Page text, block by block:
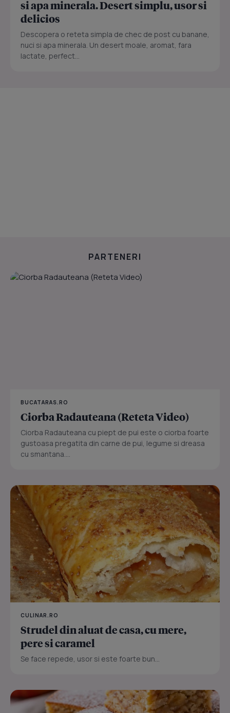
si apa minerala. Desert simplu, usor si
delicios
Descopera o reteta simpla de chec de post cu banane,
nuci si apa minerala. Un desert moale, aromat, fara
lactate, perfect...
PARTENERI
BUCATARAS.RO
Ciorba Radauteana (Reteta Video)
Ciorba Radauteana cu piept de pui este o ciorba foarte
gustoasa pregatita din carne de pui, legume si dreasa
cu smantana....
CULINAR.RO
Strudel din aluat de casa, cu mere,
pere si caramel
Se face repede, usor si este foarte bun...